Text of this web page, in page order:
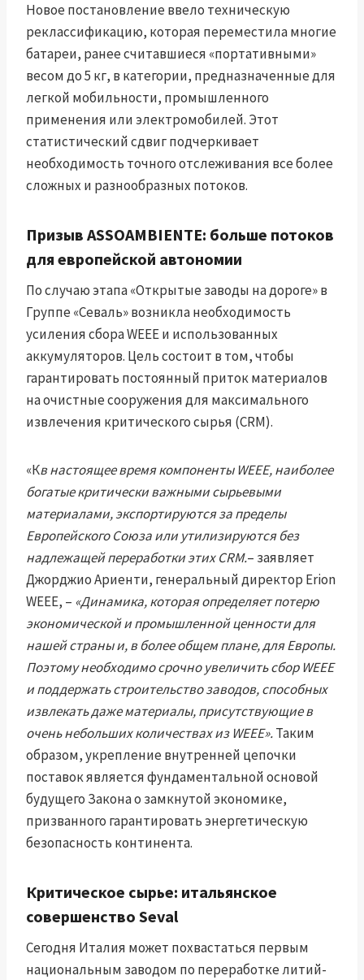
Новое постановление ввело техническую
реклассификацию, которая переместила многие
батареи, ранее считавшиеся «портативными»
весом до 5 кг, в категории, предназначенные для
легкой мобильности, промышленного
применения или электромобилей. Этот
статистический сдвиг подчеркивает
необходимость точного отслеживания все более
сложных и разнообразных потоков.
Призыв ASSOAMBIENTE: больше потоков
для европейской автономии
По случаю этапа «Открытые заводы на дороге» в
Группе «Севаль» возникла необходимость
усиления сбора WEEE и использованных
аккумуляторов. Цель состоит в том, чтобы
гарантировать постоянный приток материалов
на очистные сооружения для максимального
извлечения критического сырья (CRM).
«Кв настоящее время компоненты WEEE, наиболее
богатые критически важными сырьевыми
материалами, экспортируются за пределы
Европейского Союза или утилизируются без
надлежащей переработки этих CRM.– заявляет
Джорджио Ариенти, генеральный директор Erion
WEEE, – «Динамика, которая определяет потерю
экономической и промышленной ценности для
нашей страны и, в более общем плане, для Европы.
Поэтому необходимо срочно увеличить сбор WEEE
и поддержать строительство заводов, способных
извлекать даже материалы, присутствующие в
очень небольших количествах из WEEE».Таким
образом, укрепление внутренней цепочки
поставок является фундаментальной основой
будущего Закона о замкнутой экономике,
призванного гарантировать энергетическую
безопасность континента.
Критическое сырье: итальянское
совершенство Seval
Сегодня Италия может похвастаться первым
национальным заводом по переработке литий-